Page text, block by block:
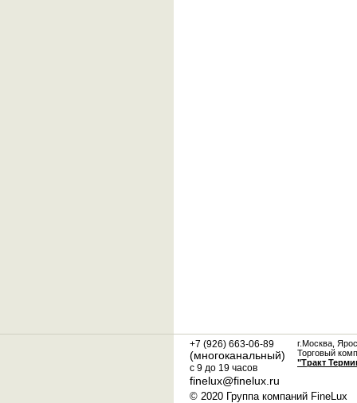
+7 (926) 663-06-89
(многоканальный)
с 9 до 19 часов
finelux@finelux.ru
г.Москва,
Торговый
"Тракт
© 2020 Группа компаний FineLux